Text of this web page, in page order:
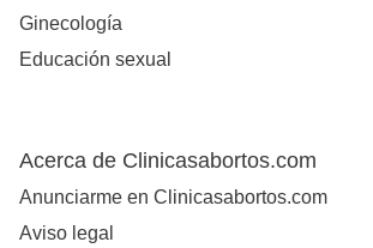
Ginecología
Educación sexual
Acerca de Clinicasabortos.com
Anunciarme en Clinicasabortos.com
Aviso legal